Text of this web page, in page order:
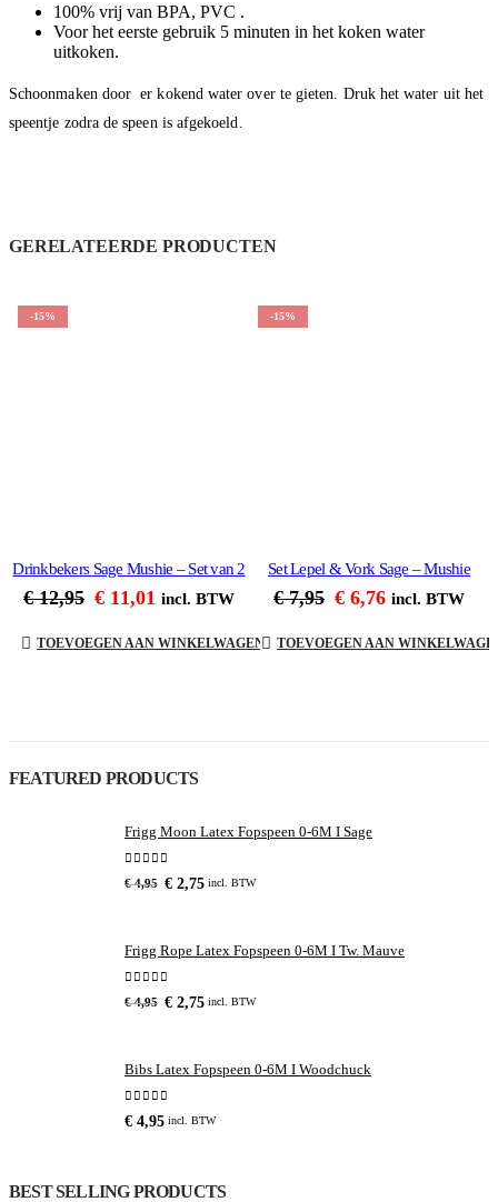
100% vrij van BPA, PVC .
Voor het eerste gebruik 5 minuten in het koken water
uitkoken.
Schoonmaken door er kokend water over te gieten. Druk het water uit het
speentje zodra de speen is afgekoeld.
GERELATEERDE PRODUCTEN
-15%
Drinkbekers Sage Mushie – Set van 2
€12,95 Oorspronkelijke
was:
€ 12,95.
€11,01 Huidige
is:
€ 11,01.
incl. BTW
TOEVOEGEN AAN WINKELWAGEN
-15%
Set Lepel & Vork Sage – Mushie
€7,95 Oorspronkelijke
was:
€ 7,95.
€6,76Huidige
is:
€ 6,76.
incl. BTW
TOEVOEGEN AAN
FEATURED PRODUCTS
Frigg Moon Latex Fopspeen 0-6M I Sage
0 out of 5
€4,95 Oorspronkelijke
€ 4,95.
€ 2,75Huidige
€ 2,75.
incl. BTW
Frigg Rope Latex Fopspeen 0-6M I Tw. Mauve
0 out of 5
€4,95 Oorspronkelijke
€ 4,95.
€ 2,75Huidige
€ 2,75.
incl. BTW
Bibs Latex Fopspeen 0-6M I Woodchuck
0 out of 5
€ 4,95 incl. BTW
BEST SELLING PRODUCTS